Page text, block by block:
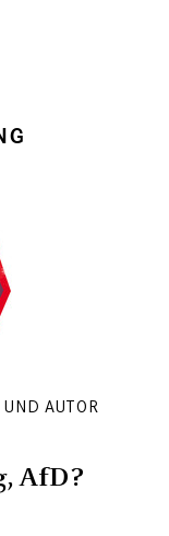
AUTOR
AfD?